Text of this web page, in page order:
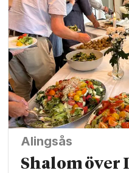
Alingsås
Shalom över